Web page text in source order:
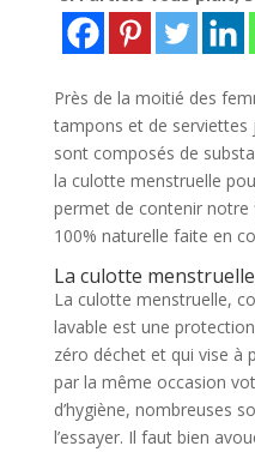
Près de la moitié des
tampons et de serviettes
sont composés de
la culotte menstruelle
permet de contenir
100% naturelle faite en
La culotte menstruelle
La culotte menstruelle,
lavable est une
zéro déchet et qui vise à
par la même occasion
d’hygiène, nombreuses
l’essayer. Il faut bien